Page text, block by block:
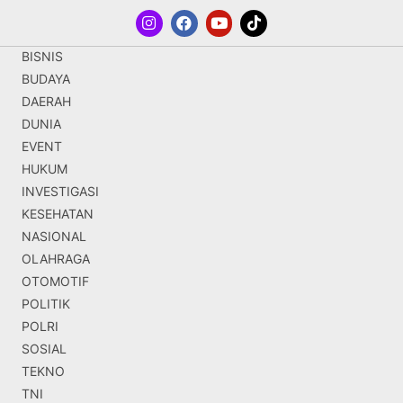
BISNIS
BUDAYA
DAERAH
DUNIA
EVENT
HUKUM
INVESTIGASI
KESEHATAN
NASIONAL
OLAHRAGA
OTOMOTIF
POLITIK
POLRI
SOSIAL
TEKNO
TNI